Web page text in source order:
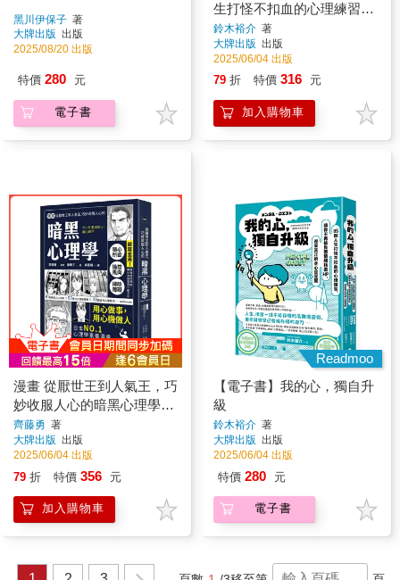
黑川伊保子 著
大牌出版 出版
2025/08/20 出版
特價 280 元
電子書
生打怪不扣血的心理練習，
讓你不再被負面情緒耗盡
HP，迎來真正的身心靈覺
醒
鈴木裕介 著
大牌出版 出版
2025/06/04 出版
79 折 特價 316 元
加入購物車
漫畫 從厭世王到人氣王，巧
妙收服人心的暗黑心理學
【經典珍藏版】
齊藤勇 著
大牌出版 出版
2025/06/04 出版
79 折 特價 356 元
加入購物車
Readmoo
【電子書】我的心，獨自升
級
鈴木裕介 著
大牌出版 出版
2025/06/04 出版
特價 280 元
電子書